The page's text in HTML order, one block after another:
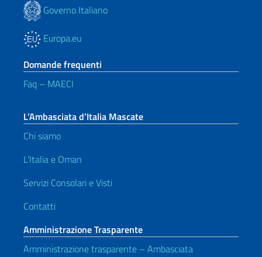
Governo Italiano
Europa.eu
Domande frequenti
Faq – MAECI
L’Ambasciata d’Italia Mascate
Chi siamo
L’Italia e Oman
Servizi Consolari e Visti
Contatti
Amministrazione Trasparente
Amministrazione trasparente – Ambasciata